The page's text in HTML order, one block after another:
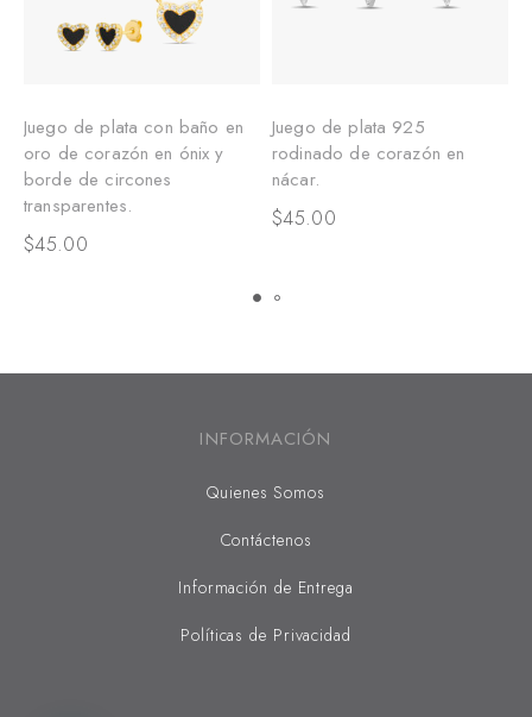
Juego de plata con baño en
oro de corazón en ónix y
borde de circones
transparentes.
$45.00
Juego de plata 925
rodinado de corazón en
nácar.
$45.00
INFORMACIÓN
Quienes Somos
Contáctenos
Información de Entrega
Políticas de Privacidad